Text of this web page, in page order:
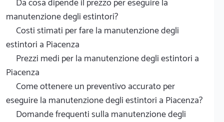
manutenzione degli estintori?
Costi stimati per fare la manutenzione degli
estintori a Piacenza
Prezzi medi per la manutenzione degli estintori a
Piacenza
Come ottenere un preventivo accurato per
eseguire la manutenzione degli estintori a Piacenza?
Domande frequenti sulla manutenzione degli